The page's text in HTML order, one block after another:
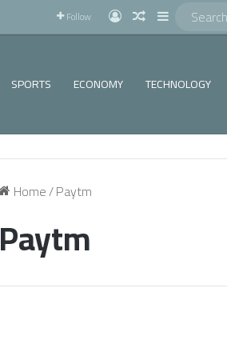
Follow Log InRandom Article
Sidebar
SPORTS ECONOMY TECHNOLOGY
Home/Paytm
Paytm